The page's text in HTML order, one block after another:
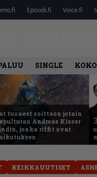
Episodi.fi Voice.fi
SINGLE
tuoneet soittoon jotain
Andreas Kisser
jonka riffit ovat
KEIKKAUUTISET